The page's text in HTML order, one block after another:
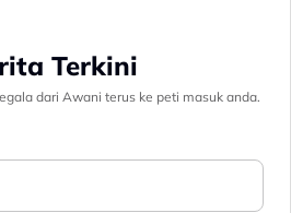
Terkini
dari Awani terus ke peti masuk anda.